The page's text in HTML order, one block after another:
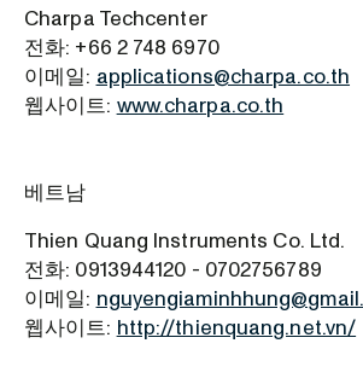
Charpa Techcenter
전화: +66 2 748 6970
이메일: applications@charpa.co.th
웹사이트: www.charpa.co.th
베트남
Thien Quang Instruments Co. Ltd.
전화: 0913944120 - 0702756789
이메일:
웹사이트: http://thienquang.net.vn/